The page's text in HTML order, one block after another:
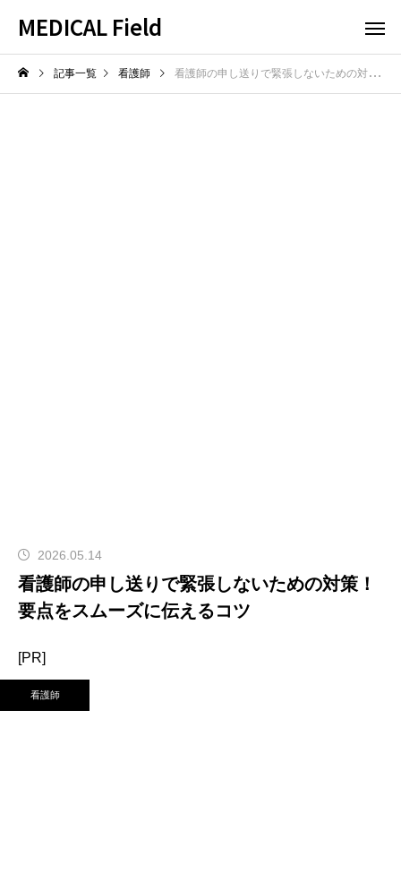
MEDICAL Field
記事一覧 看護師 看護師の申し送りで緊張しないための対策！要点をスムーズに伝えるコツ
2026.05.14
看護師の申し送りで緊張しないための対策！
要点をスムーズに伝えるコツ
[PR]
看護師